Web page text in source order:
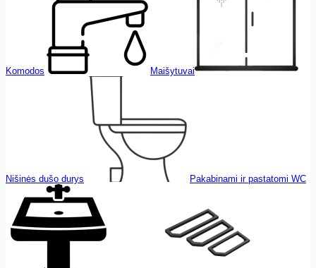
Komodos Maišytuvai
Nišinės dušo durys Pakabinami ir pastatomi WC